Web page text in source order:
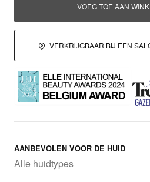
VOEG TOE AAN
VERKRIJGBAAR BIJ EEN
AANBEVOLEN VOOR DE HUID
Alle huidtypes